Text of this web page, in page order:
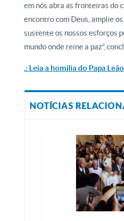
em nós abra as fronteiras do
encontro com Deus, amplie
sustente os nossos esforços
mundo onde reine a paz”,
.: Leia a homilia do Papa
NOTÍCIAS